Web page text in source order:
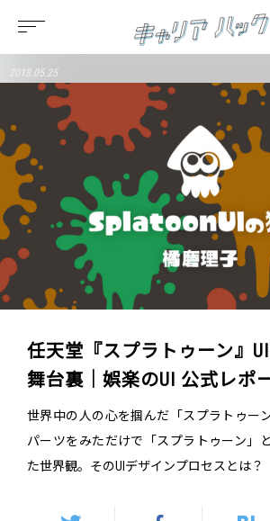
2018.05.25
任天堂『スプラトゥーン』
舞台裏｜娯楽のUI 公式レポ
世界中の人の心を掴んだ「スプラトゥー
パーツをみただけで「スプラトゥーン」
た世界観。そのUIデザインプロセスとは？